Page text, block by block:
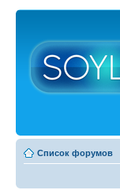
Список форумов